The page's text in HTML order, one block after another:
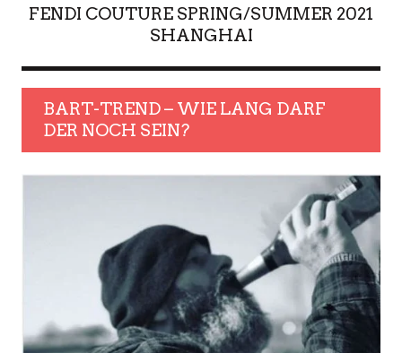
FENDI COUTURE SPRING/SUMMER 2021
SHANGHAI
BART-TREND – WIE LANG DARF
DER NOCH SEIN?